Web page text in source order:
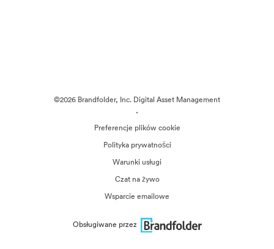
©2026 Brandfolder, Inc. Digital Asset Management
·
Preferencje plików cookie
Polityka prywatności
Warunki usługi
Czat na żywo
Wsparcie emailowe
Obsługiwane przez